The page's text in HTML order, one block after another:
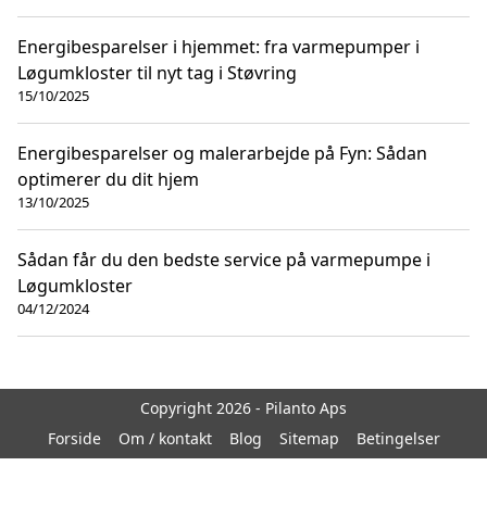
Energibesparelser i hjemmet: fra varmepumper i
Løgumkloster til nyt tag i Støvring
15/10/2025
Energibesparelser og malerarbejde på Fyn: Sådan
optimerer du dit hjem
13/10/2025
Sådan får du den bedste service på varmepumpe i
Løgumkloster
04/12/2024
Copyright 2026 - Pilanto Aps
Forside
Om / kontakt Blog Sitemap Betingelser